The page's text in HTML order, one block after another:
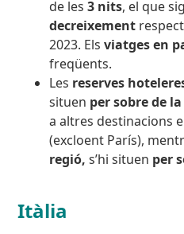
de les3 nits, el que
decreixement
2023. Elsviatges en
freqüents.
Les reserves
situen per sobre de
a altres destinacions
(excloent París),
regió, s’hi situen per
Itàlia